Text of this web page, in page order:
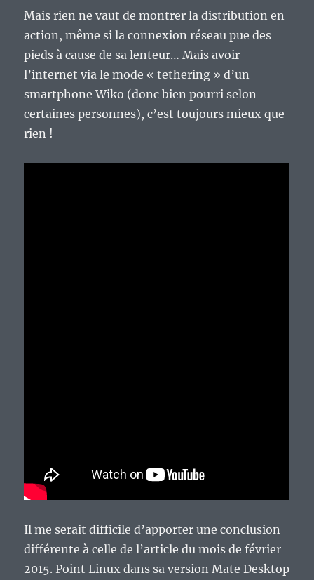
Mais rien ne vaut de montrer la distribution en
action, même si la connexion réseau pue des
pieds à cause de sa lenteur… Mais avoir
l’internet via le mode « tethering » d’un
smartphone Wiko (donc bien pourri selon
certaines personnes), c’est toujours mieux que
rien !
Il me serait difficile d’apporter une conclusion
différente à celle de l’article du mois de février
2015. Point Linux dans sa version Mate Desktop